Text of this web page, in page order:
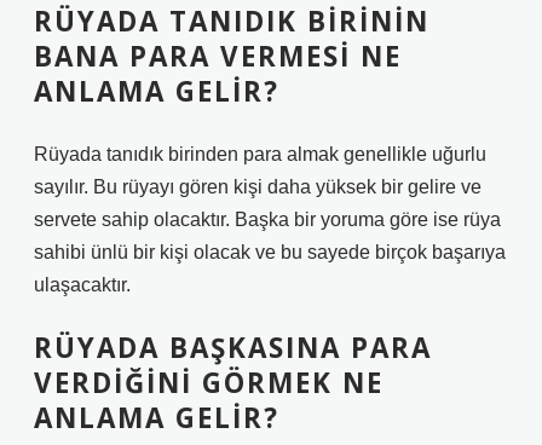
RÜYADA TANIDIK BIRININ
BANA PARA VERMESI NE
ANLAMA GELIR?
Rüyada tanıdık birinden para almak genellikle uğurlu
sayılır. Bu rüyayı gören kişi daha yüksek bir gelire ve
servete sahip olacaktır. Başka bir yoruma göre ise rüya
sahibi ünlü bir kişi olacak ve bu sayede birçok başarıya
ulaşacaktır.
RÜYADA BAŞKASINA PARA
VERDIĞINI GÖRMEK NE
ANLAMA GELIR?